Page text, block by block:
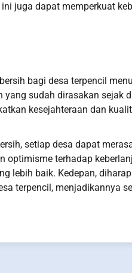
juga dapat memperkuat
bagi desa terpencil
sudah dirasakan sejak
kesejahteraan dan
setiap desa dapat
optimisme terhadap
lebih baik. Kedepan,
terpencil, menjadikannya